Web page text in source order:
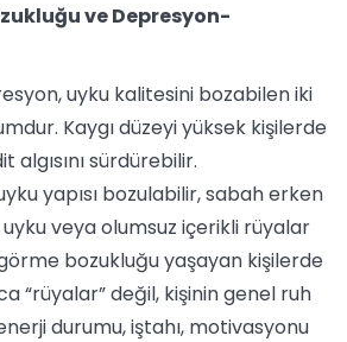
ve Depresyon-
uyku kalitesini bozabilen iki
Kaygı düzeyi yüksek kişilerde
algısını sürdürebilir.
yapısı bozulabilir, sabah erken
veya olumsuz içerikli rüyalar
bozukluğu yaşayan kişilerde
“rüyalar” değil, kişinin genel ruh
durumu, iştahı, motivasyonu